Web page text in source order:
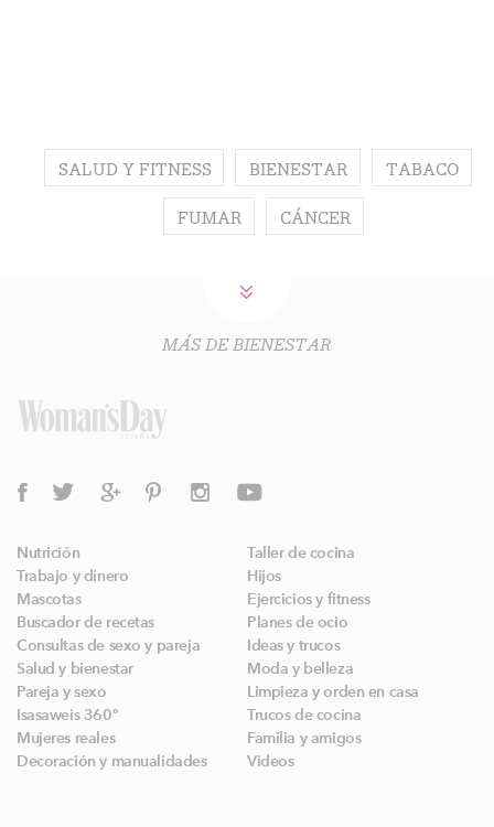
SALUD Y FITNESS BIENESTAR TABACO
FUMAR CÁNCER
MÁS DE BIENESTAR
Nutrición
Taller de cocina
Trabajo y dinero
Hijos
Mascotas
Ejercicios y fitness
Buscador de recetas
Planes de ocio
Consultas de sexo y pareja
Ideas y trucos
Salud y bienestar
Moda y belleza
Pareja y sexo
Limpieza y orden en casa
Isasaweis 360º
Trucos de cocina
Mujeres reales
Familia y amigos
Decoración y manualidades
Videos